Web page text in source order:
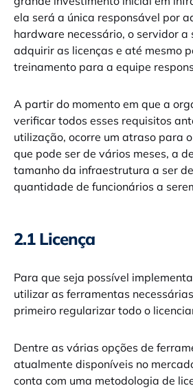
ela será a única responsável por
hardware necessário, o servidor a
adquirir as licenças e até mesmo
treinamento para a equipe
A partir do momento em que a
verificar todos esses requisitos
utilização, ocorre um atraso para
que pode ser de vários meses, a
tamanho da infraestrutura a ser
quantidade de funcionários a
2.1 Licença
Para que seja possível
utilizar as ferramentas
primeiro regularizar todo o
Dentre as várias opções de
atualmente disponíveis no
conta com uma metodologia de